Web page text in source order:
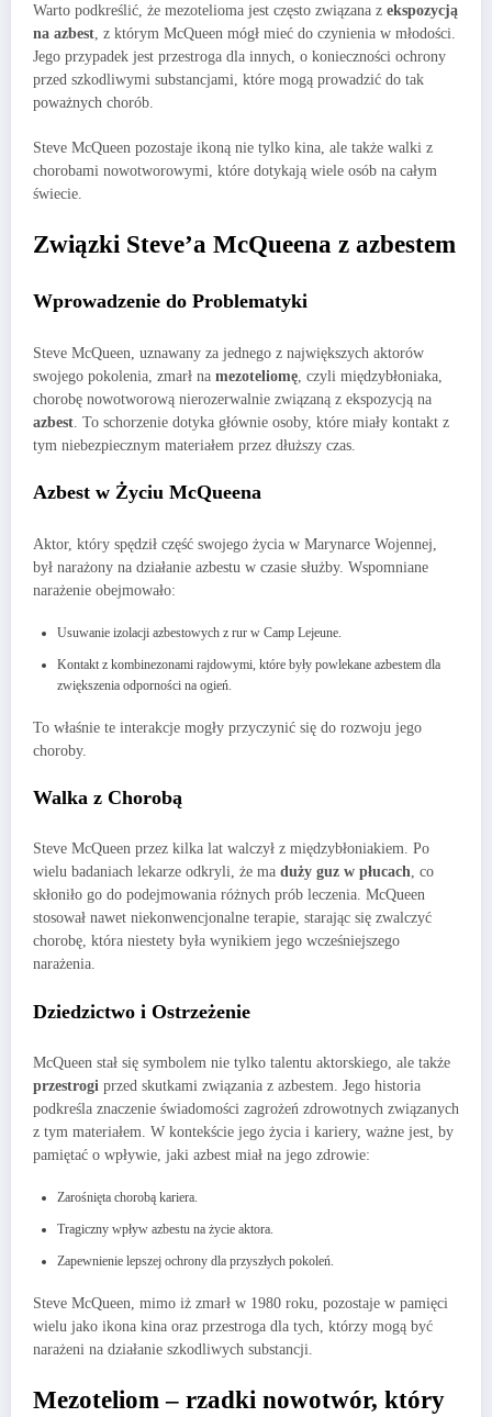
Warto podkreślić, że mezotelioma jest często związana z ekspozycją
na azbest, z którym McQueen mógł mieć do czynienia w młodości.
Jego przypadek jest przestroga dla innych, o konieczności ochrony
przed szkodliwymi substancjami, które mogą prowadzić do tak
poważnych chorób.
Steve McQueen pozostaje ikoną nie tylko kina, ale także walki z
chorobami nowotworowymi, które dotykają wiele osób na całym
świecie.
Związki Steve’a McQueena z azbestem
Wprowadzenie do Problematyki
Steve McQueen, uznawany za jednego z największych aktorów
swojego pokolenia, zmarł na mezoteliomę , czyli międzybłoniaka,
chorobę nowotworową nierozerwalnie związaną z ekspozycją na
azbest . To schorzenie dotyka głównie osoby, które miały kontakt z
tym niebezpiecznym materiałem przez dłuższy czas.
Azbest w Życiu McQueena
Aktor, który spędził część swojego życia w Marynarce Wojennej,
był narażony na działanie azbestu w czasie służby. Wspomniane
narażenie obejmowało:
Usuwanie izolacji azbestowych z rur w Camp Lejeune.
Kontakt z kombinezonami rajdowymi, które były powlekane azbestem dla
zwiększenia odporności na ogień.
To właśnie te interakcje mogły przyczynić się do rozwoju jego
choroby.
Walka z Chorobą
Steve McQueen przez kilka lat walczył z międzybłoniakiem. Po
wielu badaniach lekarze odkryli, że ma duży guz w płucach, co
skłoniło go do podejmowania różnych prób leczenia. McQueen
stosował nawet niekonwencjonalne terapie, starając się zwalczyć
chorobę, która niestety była wynikiem jego wcześniejszego
narażenia.
Dziedzictwo i Ostrzeżenie
McQueen stał się symbolem nie tylko talentu aktorskiego, ale także
przestrogi przed skutkami związania z azbestem. Jego historia
podkreśla znaczenie świadomości zagrożeń zdrowotnych związanych
z tym materiałem. W kontekście jego życia i kariery, ważne jest, by
pamiętać o wpływie, jaki azbest miał na jego zdrowie:
Zarośnięta chorobą kariera.
Tragiczny wpływ azbestu na życie aktora.
Zapewnienie lepszej ochrony dla przyszłych pokoleń.
Steve McQueen, mimo iż zmarł w 1980 roku, pozostaje w pamięci
wielu jako ikona kina oraz przestroga dla tych, którzy mogą być
narażeni na działanie szkodliwych substancji.
Mezoteliom – rzadki nowotwór, który